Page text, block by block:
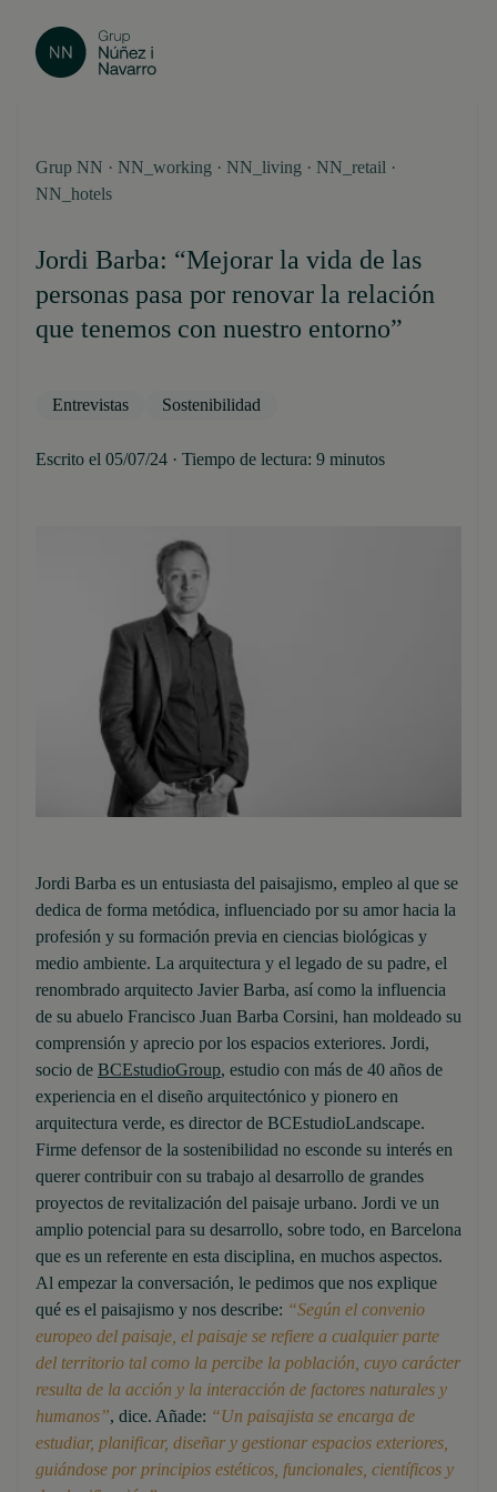
Grup NN · NN_working · NN_living · NN_retail ·
NN_hotels
Jordi Barba: “Mejorar la vida de las
personas pasa por renovar la relación
que tenemos con nuestro entorno”
Entrevistas Sostenibilidad
Escrito el 05/07/24 · Tiempo de lectura: 9 minutos
Jordi Barba es un entusiasta del paisajismo, empleo al que se
dedica de forma metódica, influenciado por su amor hacia la
profesión y su formación previa en ciencias biológicas y
medio ambiente. La arquitectura y el legado de su padre, el
renombrado arquitecto Javier Barba, así como la influencia
de su abuelo Francisco Juan Barba Corsini, han moldeado su
comprensión y aprecio por los espacios exteriores. Jordi,
socio de BCEstudioGroup, estudio con más de 40 años de
experiencia en el diseño arquitectónico y pionero en
arquitectura verde, es director de BCEstudioLandscape.
Firme defensor de la sostenibilidad no esconde su interés en
querer contribuir con su trabajo al desarrollo de grandes
proyectos de revitalización del paisaje urbano. Jordi ve un
amplio potencial para su desarrollo, sobre todo, en Barcelona
que es un referente en esta disciplina, en muchos aspectos.
Al empezar la conversación, le pedimos que nos explique
qué es el paisajismo y nos describe: “Según el convenio
europeo del paisaje, el paisaje se refiere a cualquier parte
del territorio tal como la percibe la población, cuyo carácter
resulta de la acción y la interacción de factores naturales y
humanos”, dice. Añade: “Un paisajista se encarga de
estudiar, planificar, diseñar y gestionar espacios exteriores,
guiándose por principios estéticos, funcionales, científicos y